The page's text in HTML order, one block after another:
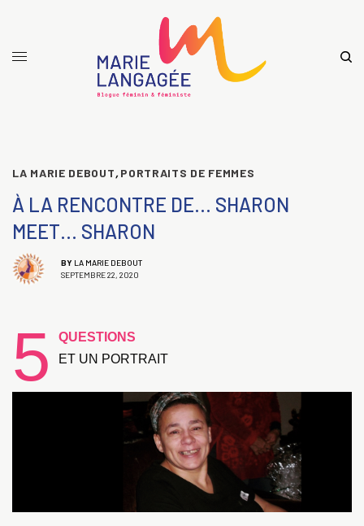
LA MARIE DEBOUT, PORTRAITS DE FEMMES
À LA RENCONTRE DE… SHARON
MEET… SHARON
BY LA MARIE DEBOUT
SEPTEMBRE 22, 2020
5
QUESTIONS
ET UN PORTRAIT